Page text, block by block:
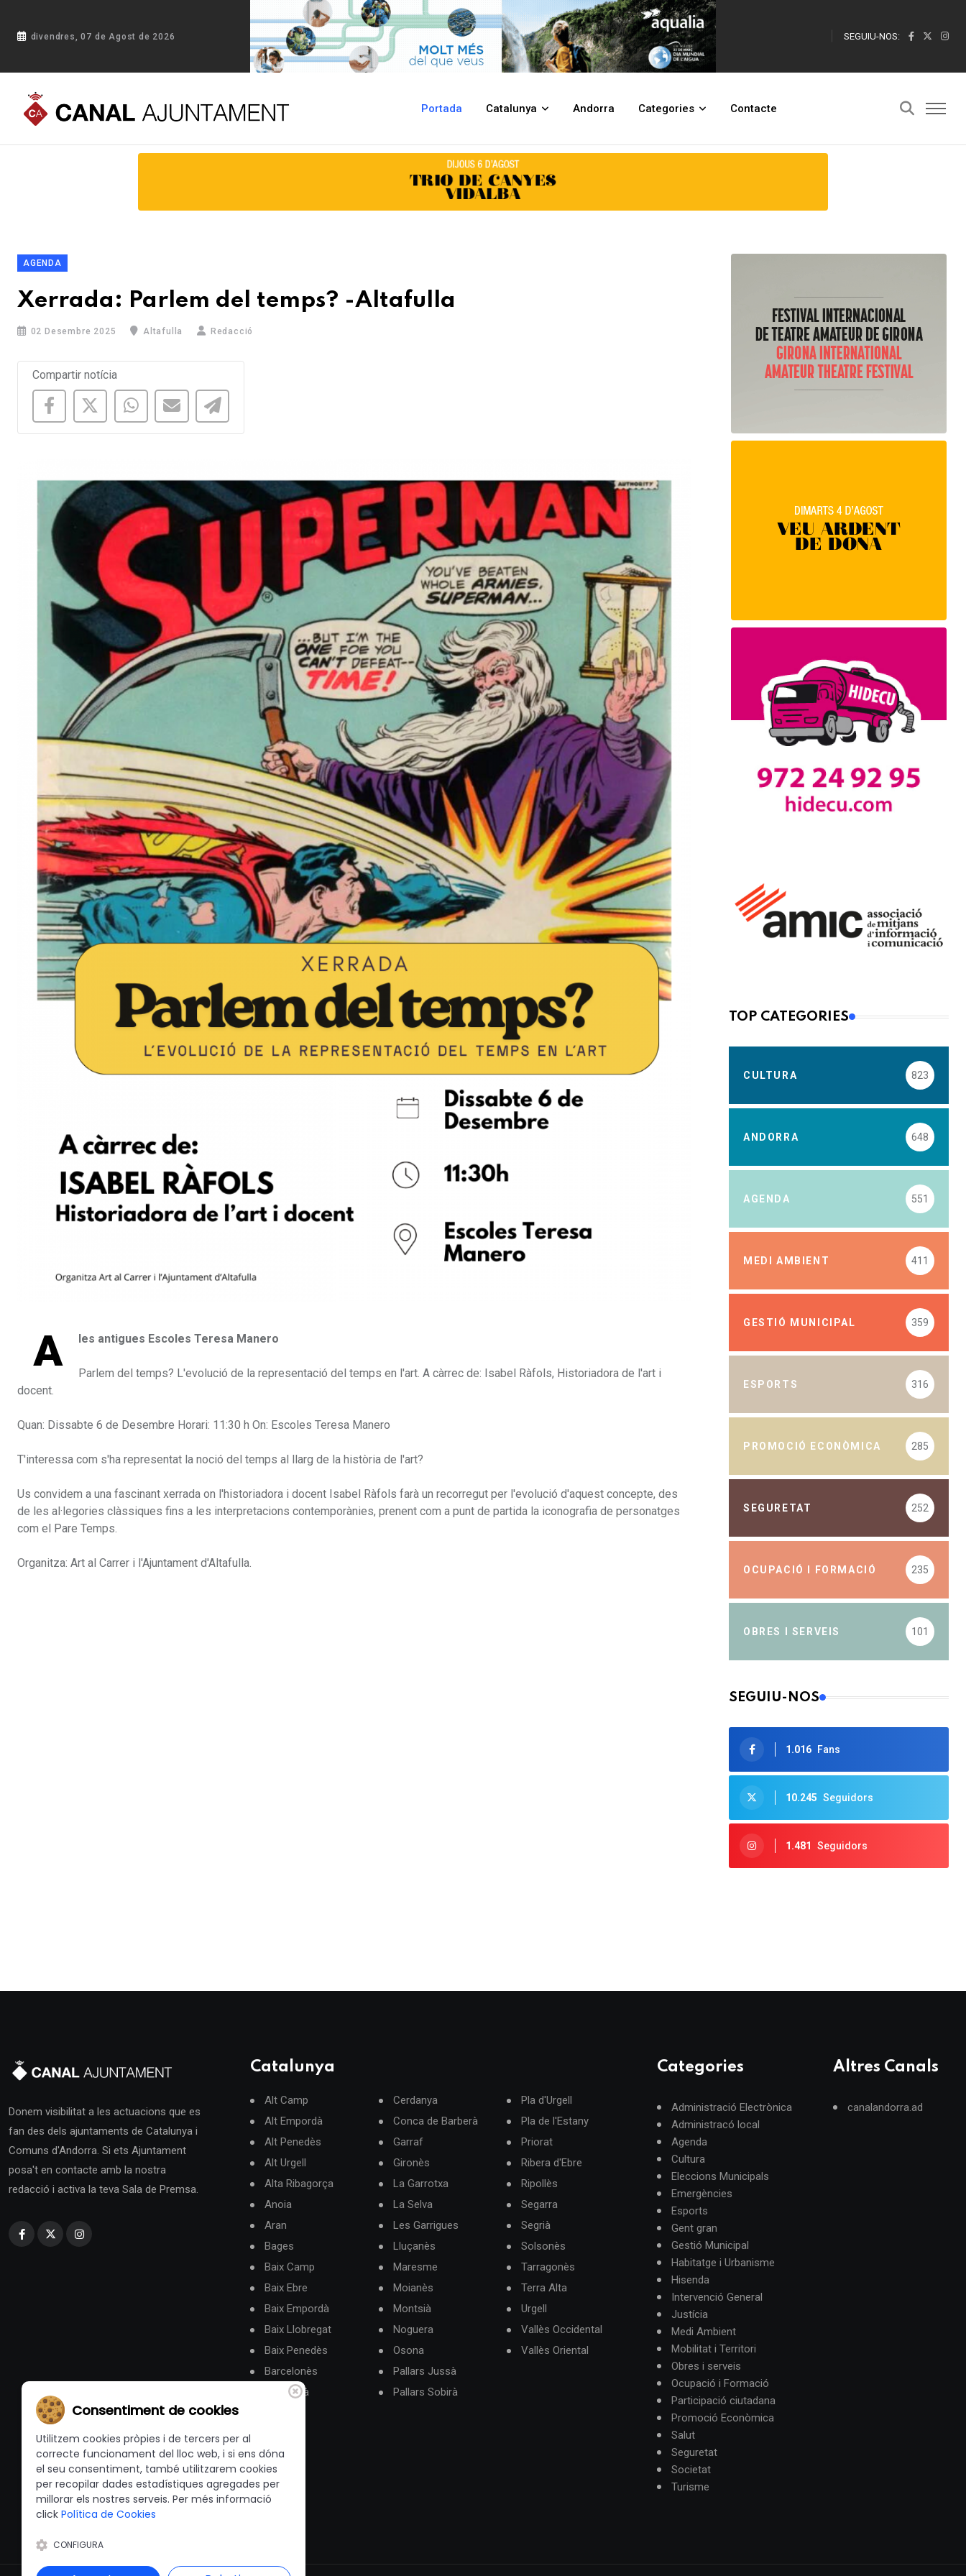
divendres, 07 de Agost de 2026 SEGUIU-NOS:
Portada Catalunya Andorra Categories Contacte
Portada Blog Xerrada: Parlem del temps? -Altafulla
AGENDA
Xerrada: Parlem del temps? -Altafulla
02 Desembre 2025 Altafulla Redacció
Compartir notícia
A les antigues Escoles Teresa Manero
Parlem del temps? L'evolució de la representació del temps en l'art. A càrrec de: Isabel Ràfols, Historiadora de l'art i
docent.
Quan: Dissabte 6 de Desembre Horari: 11:30 h On: Escoles Teresa Manero
T'interessa com s'ha representat la noció del temps al llarg de la història de l'art?
Us convidem a una fascinant xerrada on l'historiadora i docent Isabel Ràfols farà un recorregut per l'evolució d'aquest concepte, des
de les al·legories clàssiques fins a les interpretacions contemporànies, prenent com a punt de partida la iconografia de personatges
com el Pare Temps.
Organitza: Art al Carrer i l'Ajuntament d'Altafulla.
TOP CATEGORIES
CULTURA 823
ANDORRA 648
AGENDA 551
MEDI AMBIENT 411
GESTIÓ MUNICIPAL 359
ESPORTS 316
PROMOCIÓ ECONÒMICA 285
SEGURETAT 252
OCUPACIÓ I FORMACIÓ 235
OBRES I SERVEIS 101
SEGUIU-NOS
1.016 Fans
10.245 Seguidors
1.481 Seguidors
Donem visibilitat a les actuacions que es
fan des dels ajuntaments de Catalunya i
Comuns d'Andorra. Si ets Ajuntament
posa't en contacte amb la nostra
redacció i activa la teva Sala de Premsa.
Catalunya
Alt Camp
Alt Empordà
Alt Penedès
Alt Urgell
Alta Ribagorça
Anoia
Aran
Bages
Baix Camp
Baix Ebre
Baix Empordà
Baix Llobregat
Baix Penedès
Barcelonès
Berguedà
Cerdanya
Conca de Barberà
Garraf
Gironès
La Garrotxa
La Selva
Les Garrigues
Lluçanès
Maresme
Moianès
Montsià
Noguera
Osona
Pallars Jussà
Pallars Sobirà
Pla d'Urgell
Pla de l'Estany
Priorat
Ribera d'Ebre
Ripollès
Segarra
Segrià
Solsonès
Tarragonès
Terra Alta
Urgell
Vallès Occidental
Vallès Oriental
Categories
Administració Electrònica
Administracó local
Agenda
Cultura
Eleccions Municipals
Emergències
Esports
Gent gran
Gestió Municipal
Habitatge i Urbanisme
Hisenda
Intervenció General
Justícia
Medi Ambient
Mobilitat i Territori
Obres i serveis
Ocupació i Formació
Participació ciutadana
Promoció Econòmica
Salut
Seguretat
Societat
Turisme
Altres Canals
canalandorra.ad
Consentiment de cookies
Utilitzem cookies pròpies i de tercers per al
correcte funcionament del lloc web, i si ens dóna
el seu consentiment, també utilitzarem cookies
per recopilar dades estadístiques agregades per
millorar els nostres serveis. Per més informació
click Política de Cookies
CONFIGURA